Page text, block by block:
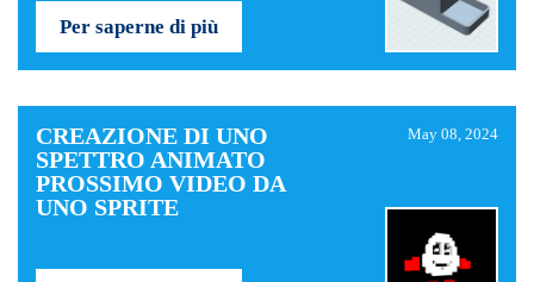
Per saperne di più
CREAZIONE DI UNO
SPETTRO ANIMATO
PROSSIMO VIDEO DA
UNO SPRITE
May 08, 2024